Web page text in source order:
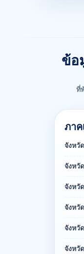
ข้อ
ที่
ภาค
จังหวั
จังหวั
จังหวั
จังหวั
จังหวั
จังหวั